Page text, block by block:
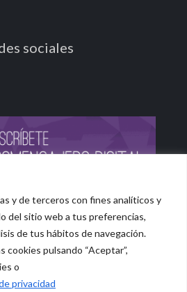
y de terceros con fines analíticos y
del sitio web a tus preferencias,
de tus hábitos de navegación.
cookies pulsando “Aceptar”,
o
privacidad
sociales
| All Rights Reserved